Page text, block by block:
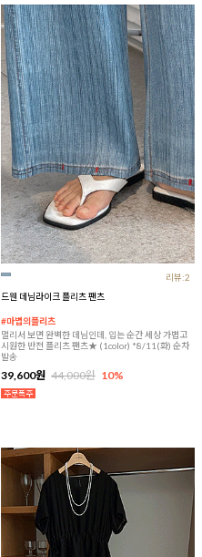
리뷰:2
드웬 데님라이크 플리츠 팬츠
#마법의플리츠
멀리서 보면 완벽한 데님인데, 입는 순간 세상 가볍고
시원한 반전 플리츠 팬츠★ (1color) *8/11(화) 순차
발송
39,600원 44,000원 10%